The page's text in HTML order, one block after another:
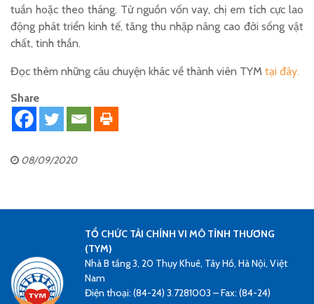
tuần hoặc theo tháng. Từ nguồn vốn vay, chị em tích cực lao
động phát triển kinh tế, tăng thu nhập nâng cao đời sống vật
chất, tinh thần.
Đọc thêm những câu chuyện khác về thành viên TYM tại đây.
Share
08/09/2020
TỔ CHỨC TÀI CHÍNH VI MÔ TÌNH THƯƠNG
(TYM)
Nhà B tầng 3, 20 Thụy Khuê, Tây Hồ, Hà Nội, Việt
Nam
Điện thoại: (84-24) 3.7281003 – Fax: (84-24)